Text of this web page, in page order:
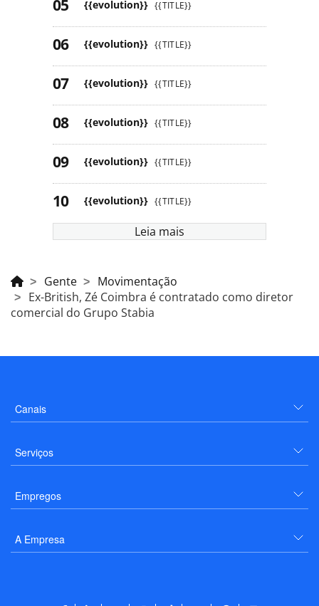
{{evolution}} {{TITLE}}
{{evolution}} {{TITLE}}
{{evolution}} {{TITLE}}
{{evolution}} {{TITLE}}
{{evolution}} {{TITLE}}
{{evolution}} {{TITLE}}
Leia mais
Gente
Movimentação
Ex-British, Zé Coimbra é contratado como diretor
comercial do Grupo Stabia
Canais
Serviços
Empregos
A Empresa